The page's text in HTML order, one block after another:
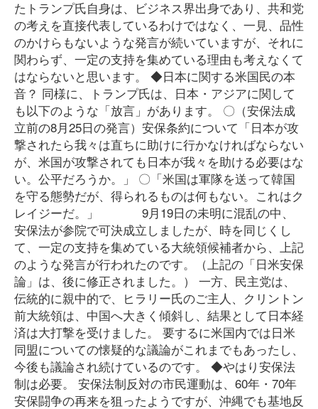
たトランプ氏自身は、ビジネス界出身であり、共和党
の考えを直接代表しているわけではなく、一見、品性
のかけらもないような発言が続いていますが、それに
関わらず、一定の支持を集めている理由も考えなくて
はならないと思います。 ◆日本に関する米国民の本
音？ 同様に、トランプ氏は、日本・アジアに関して
も以下のような「放言」があります。 〇（安保法成
立前の8月25日の発言）安保条約について「日本が攻
撃されたら我々は直ちに助けに行かなければならない
が、米国が攻撃されても日本が我々を助ける必要はな
い。公平だろうか。」 〇「米国は軍隊を送って韓国
を守る態勢だが、得られるものは何もない。これはク
レイジーだ。」 9月19日の未明に混乱の中、
安保法が参院で可決成立しましたが、時を同じくし
て、一定の支持を集めている大統領候補者から、上記
のような発言が行われたのです。（上記の「日米安保
論」は、後に修正されました。） 一方、民主党は、
伝統的に親中的で、ヒラリー氏のご主人、クリントン
前大統領は、中国へ大きく傾斜し、結果として日本経
済は大打撃を受けました。 要するに米国内では日米
同盟についての懐疑的な議論がこれまでもあったし、
今後も議論され続けているのです。 ◆やはり安保法
制は必要。 安保法制反対の市民運動は、60年・70年
安保闘争の再来を狙ったようですが、沖縄でも基地反